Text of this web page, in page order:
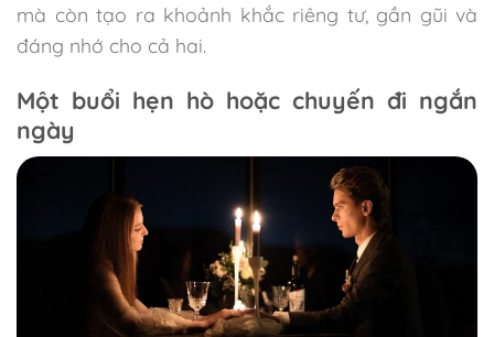
mà còn tạo ra khoảnh khắc riêng tư, gần gũi và
đáng nhớ cho cả hai.
Một buổi hẹn hò hoặc chuyến đi ngắn
ngày